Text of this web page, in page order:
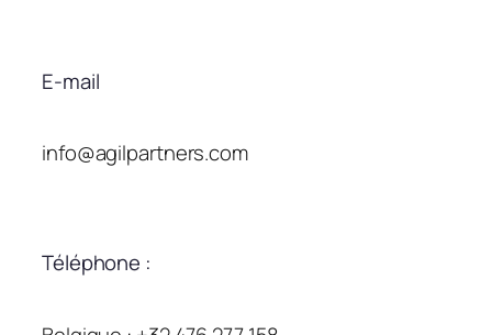
E-mail
info@agilpartners.com
Téléphone :